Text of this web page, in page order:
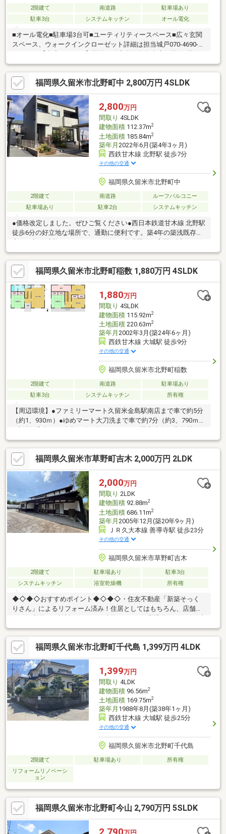
2階建て 南道路
駐車場あり
駐車3台
システムキッチン オール電化
■オール電化■駐車場3台可■ユーティリティースペース■広々玄関
スペース、ウォークインクローゼット詳細は担当城戸070-4690-
沿いで吉野家牛丼さんと同じ敷地内に店舗がございます。店舗に
は駐車場もございますのでお車でお越しの際ご利用ください。キ
ッズスペースもございますのでお子様とご一緒に安心してご来店
ください。心よりお待ちしております。
福岡県久留米市北野町中 2,800万円 4SLDK
2,800万円
間取り 4SLDK
建物面積112.37m2
土地面積185.84m2
築年月 2022年6月(築4年3ヶ月)
西鉄甘木線 北野駅 徒歩7分
その他の交通
福岡県久留米市北野町中
2階建て 南道路
ルーフバルコニー
駐車場あり
駐車2台 システムキッチン
●価格改定しました。ぜひご覧ください●西日本鉄道甘木線 北野駅
徒歩6分の好立地な場所で、通勤に便利です。築4年の築浅既存住
で、送り迎えが楽です。小学校はかなり近く・中学校も徒歩圏内
で、お子様を安心して通学させられます。コンビニも近く、ちょ
っとしたお買物が出来て便利です。駐車場は2台分あり、前面道路
が広いので、駐車しやすいです。カーポート付きで、雨降りの買
い物帰りも安心です。南向きで、前面建物が無く、日当たり良好
です。素敵なお家を一度、ぜひご覧下さい。
福岡県久留米市北野町稲数 1,880万円 4SLDK
1,880万円
間取り 4SLDK
建物面積115.92m2
土地面積220.63m2
築年月 2002年3月(築24年6ヶ月)
西鉄甘木線 大城駅 徒歩9分
その他の交通
福岡県久留米市北野町稲数
2階建て 南道路
駐車場あり
駐車3台
システムキッチン 所有権
【周辺環境】●ファミリーマート久留米金島駅南店まで車で約5分
（約1、930ｍ）●ゆめマート大刀洗まで車で約7分（約3、790ｍ）
病院まで車で約7分（約2、320ｍ）●大城簡易郵便局まで徒歩14分
（約1、050ｍ）
福岡県久留米市草野町吉木 2,000万円 2LDK
2,000万円
間取り 2LDK
建物面積92.88m2
土地面積686.11m2
築年月 2005年12月(築20年9ヶ月)
ＪＲ久大本線 善導寺駅 徒歩23分
その他の交通
福岡県久留米市草野町吉木
2階建て 駐車場あり
駐車3台
システムキッチン
浴室乾燥機 所有権
◆◇◆◇おすすめポイント◆◇◆◇・住友不動産「新築そっく
りさん」によるリフォーム済み！住居としてはもちろん、店舗と
務所や工房など、新たに事業を始めたい方にもおすすめです♪・閑
静で緑豊かな住環境。落ち着いた暮らしをお求めの方にもおすす
めです♪・住居・店舗・事務所など、多彩な用途での活用をご検討
いただける物件です！所有者様使用中の為、見学希望の場合は事
前予約が必要です。ご内覧希望の場合は、中嶋 080-2701-9968ま
でお気軽にご連絡ください！
福岡県久留米市北野町千代島 1,399万円 4LDK
1,399万円
間取り 4LDK
建物面積96.56m2
土地面積169.75m2
築年月 1988年8月(築38年1ヶ月)
西鉄甘木線 大城駅 徒歩25分
その他の交通
福岡県久留米市北野町千代島
2階建て 駐車場あり
所有権
リフォームリノベーシ
ョン
福岡県久留米市北野町今山 2,790万円 5SLDK